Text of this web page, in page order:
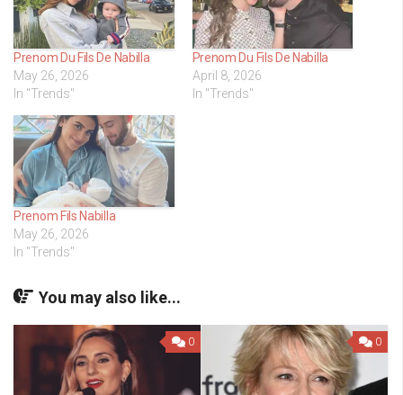
Prenom Du Fils De Nabilla
May 26, 2026
In "Trends"
Prenom Du Fils De Nabilla
April 8, 2026
In "Trends"
Prenom Fils Nabilla
May 26, 2026
In "Trends"
You may also like...
0 0